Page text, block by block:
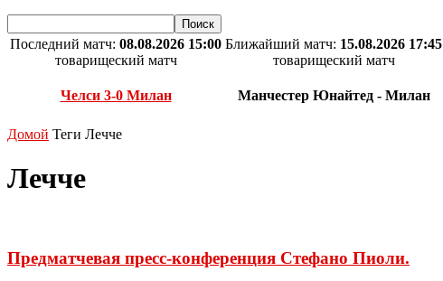
Последний матч: 08.08.2026 15:00
товарищеский матч
Челси 3-0 Милан
Ближайший матч: 15.08.2026 17:45
товарищеский матч
Манчестер Юнайтед - Милан
Домой Теги Лечче
Лечче
Предматчевая пресс-конференция Стефано Пиоли.